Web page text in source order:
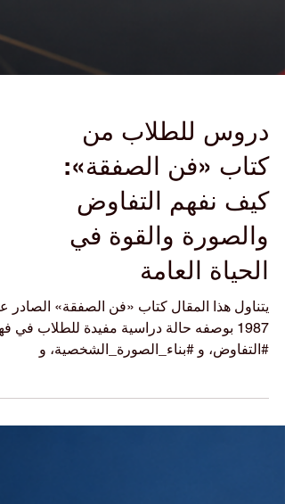
دروس للطلاب من
كتاب «فن الصفقة»:
كيف نفهم التفاوض
والصورة والقوة في
1987 بوصفه حالة دراسية مفيدة للطلاب في